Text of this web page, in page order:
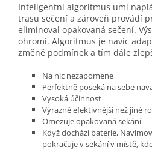
Inteligentní algoritmus umí
trasu sečení a zároveň provádí
eliminoval opakovaná sečení.
ohromí. Algoritmus je navíc
změně podmínek a tím dále
Na nic nezapomene
Perfektně poseká na sebe
Vysoká účinnost
Výrazně efektivnější než jiné
Omezuje opakovaná sekání
Když dochází baterie,
pokračuje v sekání v místě,